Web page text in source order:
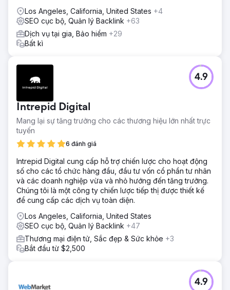
Los Angeles, California, United States +4
SEO cục bộ, Quản lý Backlink +63
Dịch vụ tại gia, Bảo hiểm +29
Bất kì
Intrepid Digital
Mang lại sự tăng trưởng cho các thương hiệu lớn nhất trực
tuyến
6 đánh giá
4.9
Intrepid Digital cung cấp hỗ trợ chiến lược cho hoạt động
số cho các tổ chức hàng đầu, đầu tư vốn cổ phần tư nhân
và các doanh nghiệp vừa và nhỏ hướng đến tăng trưởng.
Chúng tôi là một công ty chiến lược tiếp thị được thiết kế
để cung cấp các dịch vụ toàn diện.
Los Angeles, California, United States
SEO cục bộ, Quản lý Backlink +47
Thương mại điện tử, Sắc đẹp & Sức khỏe +3
Bắt đầu từ $2,500
4.9